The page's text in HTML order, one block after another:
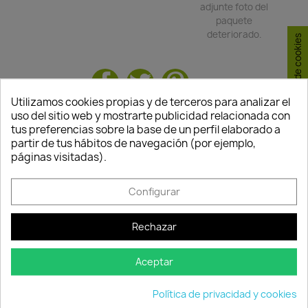
adjunte foto del
paquete
deteriorado.
Compartir
TAMBIÉN PODRÍA INTERESARLE
00 06 31 43
seg.
-15%
Quedan:
00
Utilizamos cookies propias y de terceros para analizar el
uso del sitio web y mostrarte publicidad relacionada con
tus preferencias sobre la base de un perfil elaborado a
partir de tus hábitos de navegación (por ejemplo,
páginas visitadas).
Configurar
Rechazar
Aceptar
Política de privacidad y cookies
Consentimiento de cookies